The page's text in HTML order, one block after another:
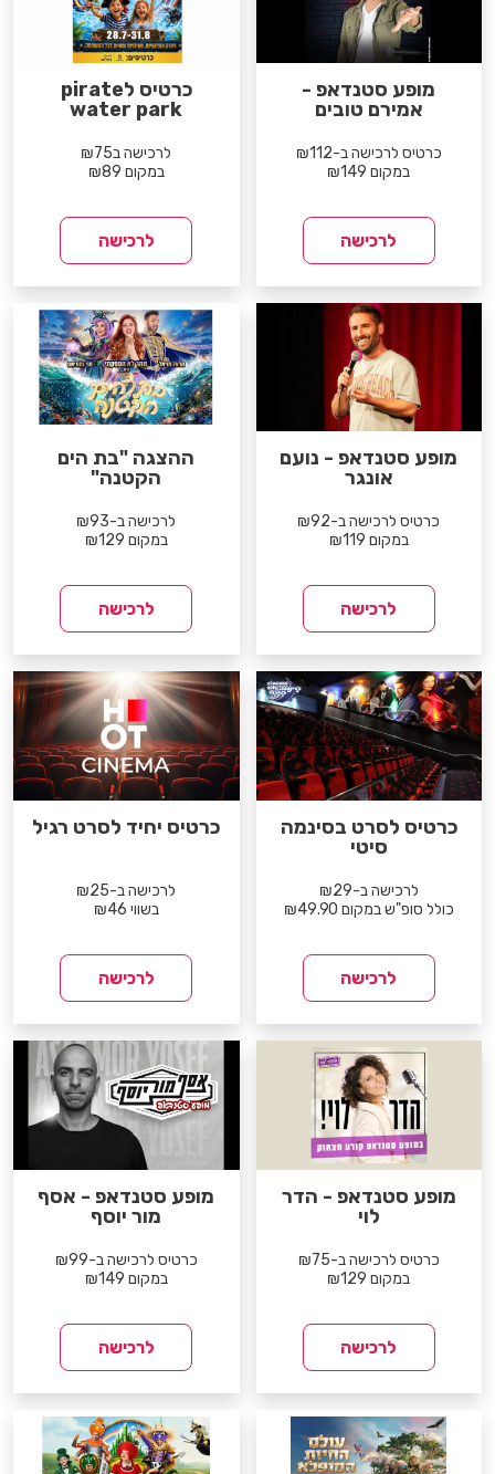
מופע סטנדאפ -
אמירם טובים
כרטיס לרכישה ב-₪112
במקום ₪149
לרכישה
כרטיס לpirate
water park
לרכישה ב₪75
במקום ₪89
לרכישה
מופע סטנדאפ - נועם
אונגר
כרטיס לרכישה ב-₪92
במקום ₪119
לרכישה
ההצגה "בת הים
הקטנה"
לרכישה ב-₪93
במקום ₪129
לרכישה
כרטיס לסרט בסינמה
סיטי
לרכישה ב-₪29
כולל סופ"ש במקום ₪49.90
לרכישה
כרטיס יחיד לסרט רגיל
לרכישה ב-₪25
בשווי ₪46
לרכישה
מופע סטנדאפ - הדר
לוי
כרטיס לרכישה ב-₪75
במקום ₪129
לרכישה
מופע סטנדאפ - אסף
מור יוסף
כרטיס לרכישה ב-₪99
במקום ₪149
לרכישה